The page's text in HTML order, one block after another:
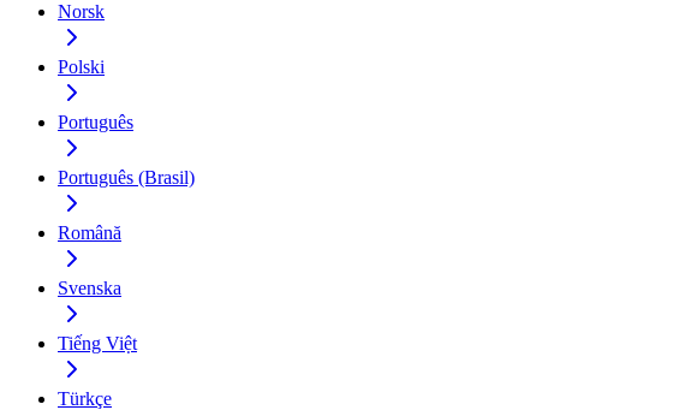
Norsk
Polski
Português
Português (Brasil)
Română
Svenska
Tiếng Việt
Türkçe